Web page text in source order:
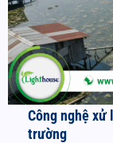
Công nghệ xử
trường